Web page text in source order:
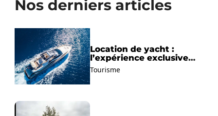
Nos derniers articles
Location de yacht :
l’expérience exclusive
pour découvrir la
Méditerranée autrement
Tourisme